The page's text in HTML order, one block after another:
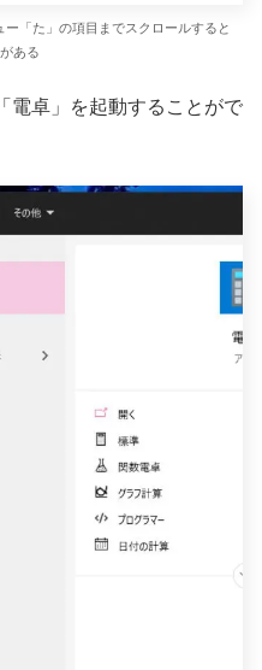
「た」の項目までスクロールすると
ある
電卓」を起動することがで